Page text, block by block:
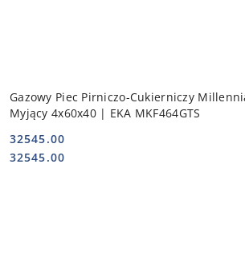
Gazowy Piec Pirniczo-Cukierniczy
Myjący 4x60x40 | EKA MKF464GTS
Cena:
32545.00
Cena:
32545.00